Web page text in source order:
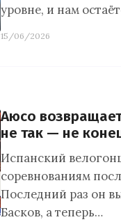
уровне, и нам
15/06/2026
Аюсо
не так — не
Испанский
соревнованиям
Последний раз он
Басков, а теперь…